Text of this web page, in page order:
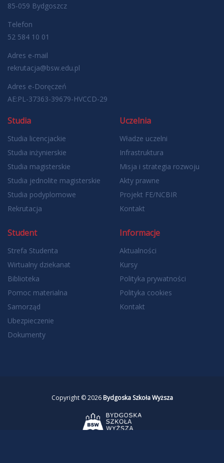
85-059 Bydgoszcz
Telefon
52 584 10 01
Adres e-mail
rekrutacja@bsw.edu.pl
Adres e-Doręczeń
AE:PL-37363-39679-HVCCD-29
Studia
Studia licencjackie
Studia inżynierskie
Studia magisterskie
Studia jednolite magisterskie
Studia podyplomowe
Rekrutacja
Uczelnia
Władze uczelni
Infrastruktura
Misja i strategia rozwoju
Akty prawne
Projekt FE/NCBIR
Kontakt
Student
Strefa Studenta
Wirtualny dziekanat
Biblioteka
Pomoc materialna
Samorząd
Ubezpieczenie
Dokumenty
Informacje
Aktualności
Kursy
Polityka prywatności
Polityka cookies
Kontakt
Copyright © 2026 Bydgoska Szkoła Wyższa